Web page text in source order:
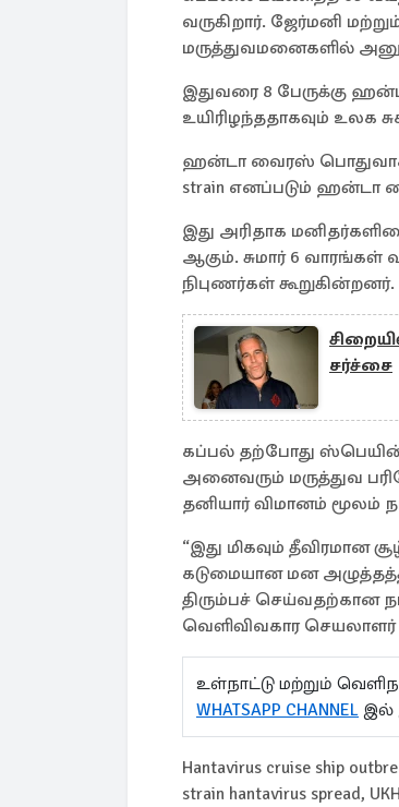
வருகிறார். ஜேர்மனி
மருத்துவமனைகளில்
இதுவரை 8 பேருக்கு
உயிரிழந்ததாகவும் உலக
ஹன்டா வைரஸ் பொதுவாக
strain எனப்படும் ஹன்டா
இது அரிதாக
ஆகும். சுமார் 6
நிபுணர்கள் கூறுகின்றனர்.
சர்ச்சை
கப்பல் தற்போது ஸ்பெயின்
அனைவரும் மருத்துவ
தனியார் விமானம் மூலம்
“இது மிகவும் தீவிரமான
கடுமையான மன
திரும்பச் செய்வதற்கான
வெளிவிவகார செயலாளர்
உள்நாட்டு மற்றும்
WHATSAPP CHANNEL இல்
Hantavirus cruise ship
strain hantavirus spread,